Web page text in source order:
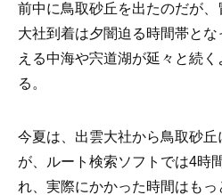
前中に鳥取砂丘を出たのだが
大社到着は夕闇迫る時間帯と
える中海や宍道湖が延々と続
る。
今夏は、出雲大社から鳥取砂
が、ルート検索ソフトでは4時
れ、実際にかかった時間はもっ